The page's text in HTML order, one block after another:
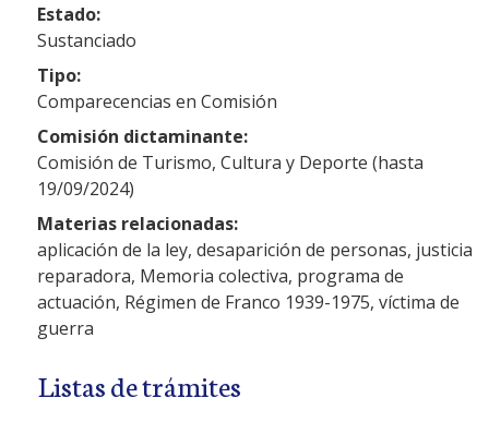
Estado:
Sustanciado
Tipo:
Comparecencias en Comisión
Comisión dictaminante:
Comisión de Turismo, Cultura y Deporte (hasta
19/09/2024)
Materias relacionadas:
aplicación de la ley, desaparición de personas, justicia
reparadora, Memoria colectiva, programa de
actuación, Régimen de Franco 1939-1975, víctima de
guerra
Listas de trámites